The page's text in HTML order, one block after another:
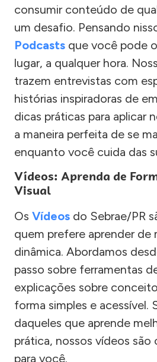
consumir conteúdo de
um desafio. Pensando
Podcasts que você pode
lugar, a qualquer hora.
trazem entrevistas com
histórias inspiradoras de
dicas práticas para aplicar
a maneira perfeita de se
enquanto você cuida das
Vídeos: Aprenda de
Visual
Os Vídeos do Sebrae/PR
quem prefere aprender de
dinâmica. Abordamos
passo sobre ferramentas
explicações sobre
forma simples e acessível.
daqueles que aprende
prática, nossos vídeos são
para você.